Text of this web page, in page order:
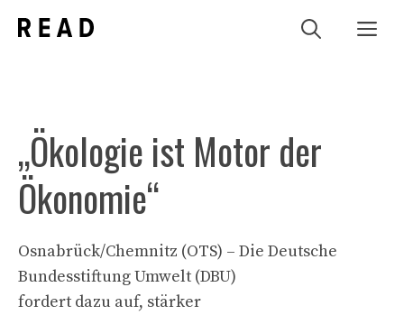
Inhalt
„Ökologie ist Motor der
Ökonomie“
Osnabrück/Chemnitz (OTS) – Die Deutsche
Bundesstiftung Umwelt (DBU)
fordert dazu auf, stärker